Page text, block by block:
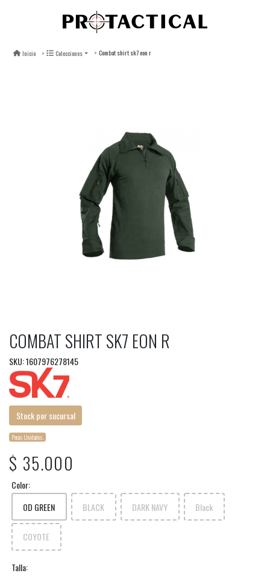
Inicio Colecciones Combat shirt sk7 eon r
COMBAT SHIRT SK7 EON R
SKU: 1607976278145
Stock por sucursal
Pocas Unidades.
$ 35.000
Color:
OD GREEN
BLACK DARK NAVY Black
COYOTE
Talla: